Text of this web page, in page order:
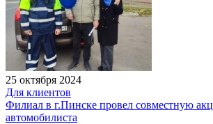
25 октября 2024
Для клиентов
Филиал в г.Пинске провел совместную
автомобилиста